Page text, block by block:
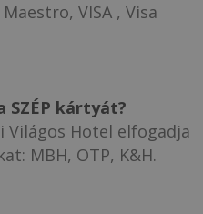
VISA , Visa
SZÉP kártyát?
Világos Hotel elfogadja
MBH, OTP, K&H.